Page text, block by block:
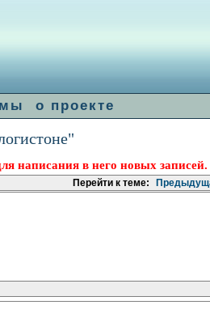
о проекте
написания в него новых записей.
Перейти к теме: